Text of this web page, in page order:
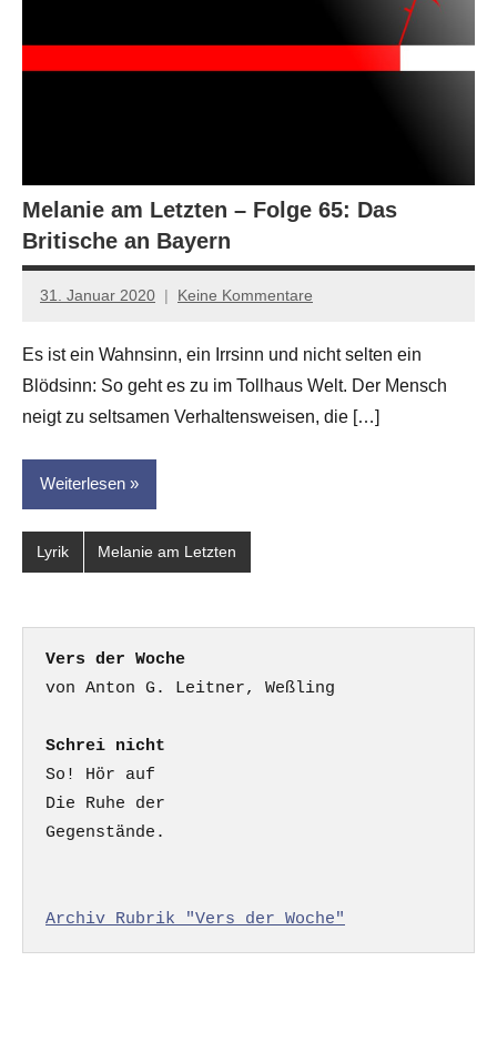
Melanie am Letzten – Folge 65: Das
Britische an Bayern
31. Januar 2020
Anton
Leitner
Keine Kommentare
Es ist ein Wahnsinn, ein Irrsinn und nicht selten ein
Blödsinn: So geht es zu im Tollhaus Welt. Der Mensch
neigt zu seltsamen Verhaltensweisen, die […]
Weiterlesen
Lyrik Melanie am Letzten
Vers der Woche
Schrei nicht
So! Hör auf
Die Ruhe der
Gegenstände.
Archiv Rubrik "Vers der Woche"